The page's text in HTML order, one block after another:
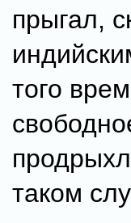
прыгал,
того
таком